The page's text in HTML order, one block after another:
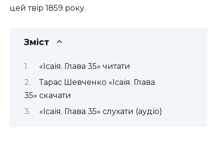
цей твір 1859 року.
Зміст
«Ісаія. Глава 35» читати
Тарас Шевченко «Ісаія. Глава
35» скачати
«Ісаія. Глава 35» слухати (аудіо)